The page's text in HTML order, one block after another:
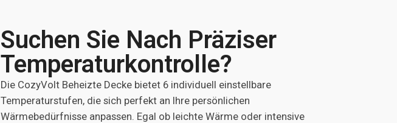
Suchen Sie Nach Präziser
Temperaturkontrolle?
Die CozyVolt Beheizte Decke bietet 6 individuell einstellbare
Temperaturstufen, die sich perfekt an Ihre persönlichen
Wärmebedürfnisse anpassen. Egal ob leichte Wärme oder intensive